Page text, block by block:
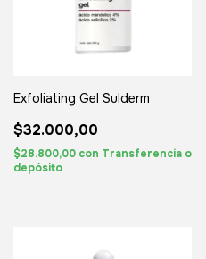
Exfoliating Gel Sulderm
$32.000,00
$28.800,00 con Transferencia o
depósito